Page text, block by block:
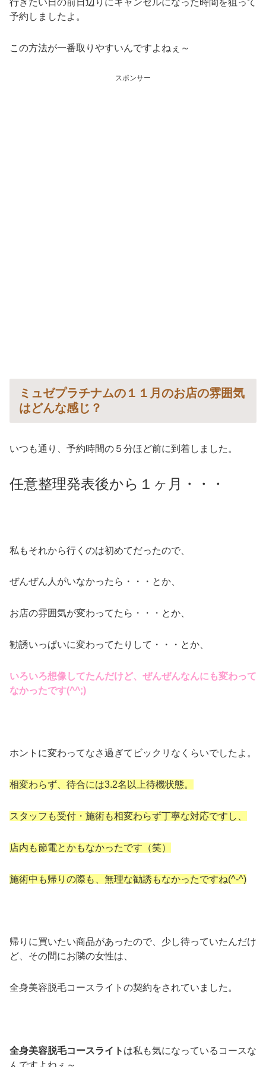
行きたい日の前日辺りにキャンセルになった時間を狙って
予約しましたよ。
この方法が一番取りやすいんですよねぇ～
スポンサー
ミュゼプラチナムの１１月のお店の雰囲気
はどんな感じ？
いつも通り、予約時間の５分ほど前に到着しました。
任意整理発表後から１ヶ月・・・
私もそれから行くのは初めてだったので、
ぜんぜん人がいなかったら・・・とか、
お店の雰囲気が変わってたら・・・とか、
勧誘いっぱいに変わってたりして・・・とか、
いろいろ想像してたんだけど、ぜんぜんなんにも変わって
なかったです(^^;)
ホントに変わってなさ過ぎてビックリなくらいでしたよ。
相変わらず、待合には3.2名以上待機状態。
スタッフも受付・施術も相変わらず丁寧な対応ですし、
店内も節電とかもなかったです（笑）
施術中も帰りの際も、無理な勧誘もなかったですね(^-^)
帰りに買いたい商品があったので、少し待っていたんだけ
ど、その間にお隣の女性は、
全身美容脱毛コースライトの契約をされていました。
全身美容脱毛コースライト は私も気になっているコースな
んですよねぇ～